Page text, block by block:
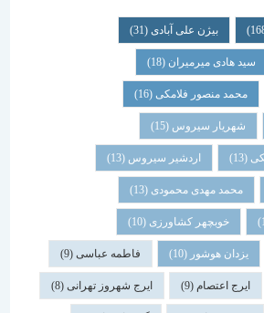
بیژن علی آبادی(31)
میرمیران(18)
منصور فلامکی (16)
سیروس(15)
اردشیر سیروس(13)
مهدی محمودی(13)
کشاورزی(10)
هوشور(10) فاطمه عباسی(9)
(9) ایرج شهروز تهرانی(8)